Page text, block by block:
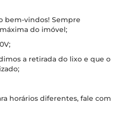
bem-vindos! Sempre
do imóvel;
a retirada do lixo e que o
horários diferentes, fale com